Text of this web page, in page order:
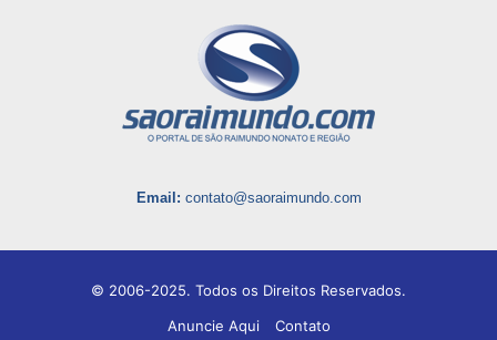
Email: contato@saoraimundo.com
© 2006-2025. Todos os Direitos Reservados.
Anuncie Aqui
Contato